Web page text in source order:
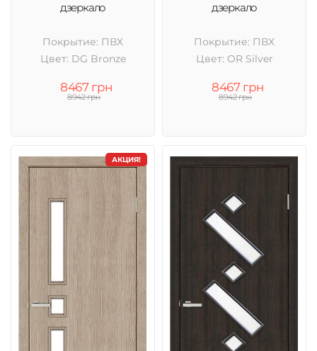
дзеркало
Покрытие: ПВХ
Цвет: DG Bronze
8467 грн
8942 грн
дзеркало
Покрытие: ПВХ
Цвет: OR Silver
8467 грн
8942 грн
АКЦИЯ!